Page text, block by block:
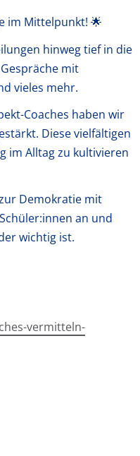
im Mittelpunkt! 🌟
hinweg tief in die
mit
vieles mehr.
Coaches haben wir
Diese vielfältigen
im Alltag zu kultivieren
Demokratie mit
an und
wichtig ist.
vermitteln-